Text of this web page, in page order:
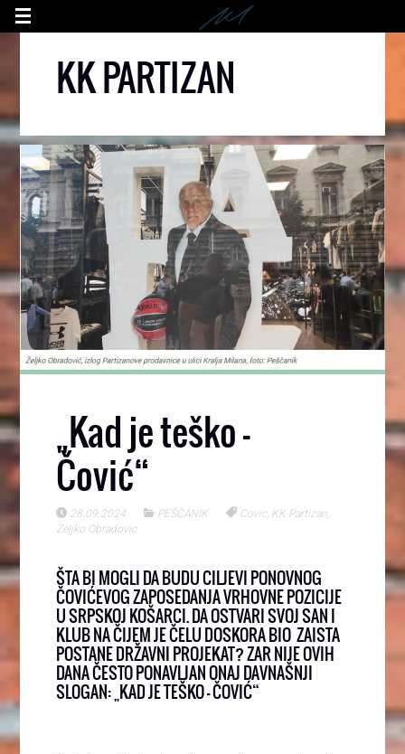
KK PARTIZAN
„Kad je teško –
Čović“
28.09.2024 PEŠČANIK Covic, KK Partizan
Zeljko Obradovic
ŠTA BI MOGLI DA BUDU CILJEVI PONOVNOG
ČOVIĆEVOG ZAPOSEDANJA VRHOVNE POZICIJE
U SRPSKOJ KOŠARCI. DA OSTVARI SVOJ SAN I
KLUB NA ČIJEM JE ČELU DOSKORA BIO ZAISTA
POSTANE DRŽAVNI PROJEKAT? ZAR NIJE OVIH
DANA ČESTO PONAVLJAN ONAJ DAVNAŠNJI
SLOGAN: „KAD JE TEŠKO – ČOVIĆ“